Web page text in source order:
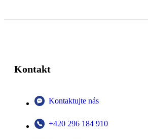
Kontakt
Kontaktujte nás
+420 296 184 910